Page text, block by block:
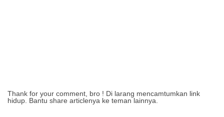
Thank for your comment, bro ! Di larang mencamtumkan link
hidup. Bantu share articlenya ke teman lainnya.